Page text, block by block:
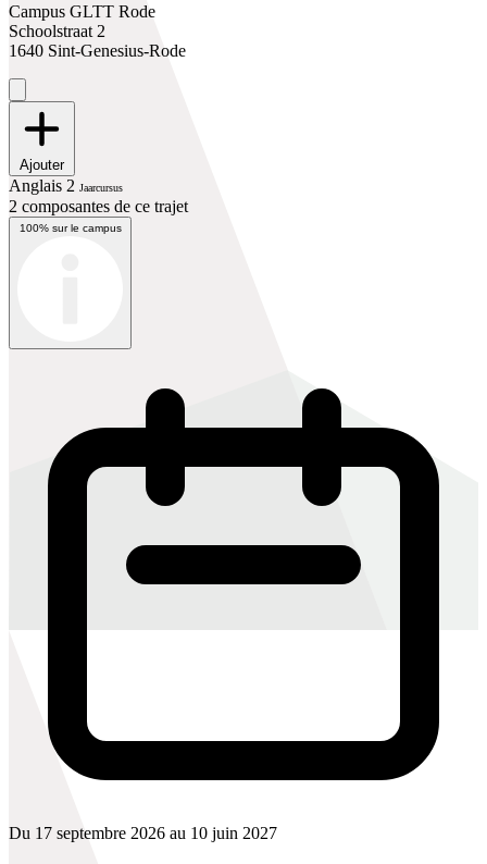
Campus GLTT Rode
Schoolstraat 2
1640 Sint-Genesius-Rode
Ajouter
Anglais 2 Jaarcursus
2 composantes de ce trajet
100% sur le campus
Du 17 septembre 2026 au 10 juin 2027